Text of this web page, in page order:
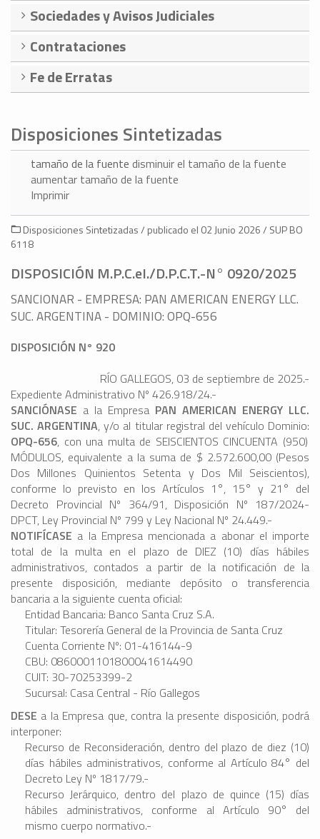
Sociedades y Avisos Judiciales
Contrataciones
Fe de Erratas
Disposiciones Sintetizadas
tamaño de la fuente disminuir el tamaño de la fuente
aumentar tamaño de la fuente
Imprimir
Disposiciones Sintetizadas / publicado el 02 Junio 2026 / SUP BO
6118
DISPOSICIÓN M.P.C.eI./D.P.C.T.-N° 0920/2025
SANCIONAR - EMPRESA: PAN AMERICAN ENERGY LLC.
SUC. ARGENTINA - DOMINIO: OPQ-656
DISPOSICIÓN N° 920
RÍO GALLEGOS, 03 de septiembre de 2025.-
Expediente Administrativo Nº 426.918/24.-
SANCIÓNASE a la Empresa PAN AMERICAN ENERGY LLC.
SUC. ARGENTINA, y/o al titular registral del vehículo Dominio:
OPQ-656, con una multa de SEISCIENTOS CINCUENTA (950)
MÓDULOS, equivalente a la suma de $ 2.572.600,00 (Pesos
Dos Millones Quinientos Setenta y Dos Mil Seiscientos),
conforme lo previsto en los Artículos 1°, 15° y 21° del
Decreto Provincial Nº 364/91, Disposición Nº 187/2024-
DPCT, Ley Provincial Nº 799 y Ley Nacional Nº 24.449.-
NOTIFÍCASE a la Empresa mencionada a abonar el importe
total de la multa en el plazo de DIEZ (10) días hábiles
administrativos, contados a partir de la notificación de la
presente disposición, mediante depósito o transferencia
bancaria a la siguiente cuenta oficial:
Entidad Bancaria: Banco Santa Cruz S.A.
Titular: Tesorería General de la Provincia de Santa Cruz
Cuenta Corriente Nº: 01-416144-9
CBU: 0860001101800041614490
CUIT: 30-70253399-2
Sucursal: Casa Central - Río Gallegos
DESE a la Empresa que, contra la presente disposición, podrá
interponer:
Recurso de Reconsideración, dentro del plazo de diez (10)
días hábiles administrativos, conforme al Artículo 84° del
Decreto Ley Nº 1817/79.-
Recurso Jerárquico, dentro del plazo de quince (15) días
hábiles administrativos, conforme al Artículo 90° del
mismo cuerpo normativo.-